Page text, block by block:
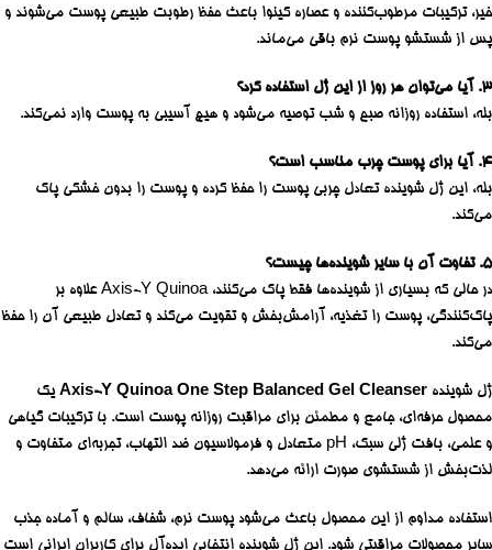
خیر، ترکیبات مرطوب‌کننده و عصاره کینوا باعث حفظ رطوبت طبیعی پوست می‌شوند و
پس از شستشو پوست نرم باقی می‌ماند.
۳. آیا می‌توان هر روز از این ژل استفاده کرد؟
بله، استفاده روزانه صبح و شب توصیه می‌شود و هیچ آسیبی به پوست وارد نمی‌کند.
۴. آیا برای پوست چرب مناسب است؟
بله، این ژل شوینده تعادل چربی پوست را حفظ کرده و پوست را بدون خشکی پاک
می‌کند.
۵. تفاوت آن با سایر شوینده‌ها چیست؟
در حالی که بسیاری از شوینده‌ها فقط پاک می‌کنند، Axis-Y Quinoa علاوه بر
پاک‌کنندگی، پوست را تغذیه، آرامش‌بخش و تقویت می‌کند و تعادل طبیعی آن را حفظ
می‌کند.
ژل شوینده Axis-Y Quinoa One Step Balanced Gel Cleanser یک
محصول حرفه‌ای، جامع و مطمئن برای مراقبت روزانه پوست است. با ترکیبات گیاهی
و علمی، بافت ژلی سبک، pH متعادل و فرمولاسیون ضد التهاب، تجربه‌ای متفاوت و
لذت‌بخش از شستشوی صورت ارائه می‌دهد.
استفاده مداوم از این محصول باعث می‌شود پوست نرم، شفاف، سالم و آماده جذب
سایر محصولات مراقبتی شود. این ژل شوینده انتخابی ایده‌آل برای کاربران ایرانی است